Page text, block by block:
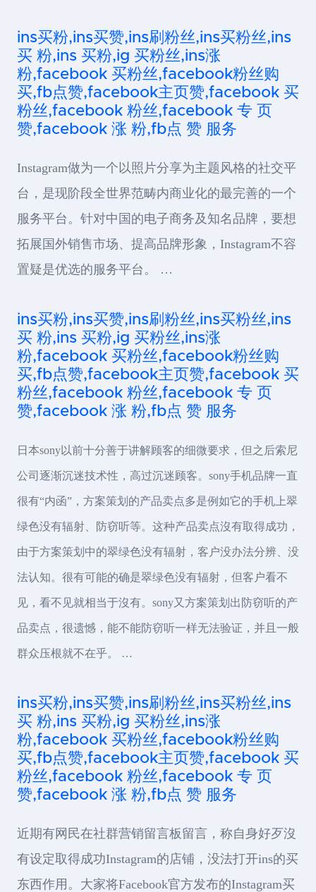
ins买粉,ins买赞,ins刷粉丝,ins买粉丝,ins
买 粉,ins 买粉,ig 买粉丝,ins涨
粉,facebook 买粉丝,facebook粉丝购
买,fb点赞,facebook主页赞,facebook 买
粉丝,facebook 粉丝,facebook 专 页
赞,facebook 涨 粉,fb点 赞 服务
Instagram做为一个以照片分享为主题风格的社交平
台，是现阶段全世界范畴内商业化的最完善的一个
服务平台。针对中国的电子商务及知名品牌，要想
拓展国外销售市场、提高品牌形象，Instagram不容
置疑是优选的服务平台。 …
ins买粉,ins买赞,ins刷粉丝,ins买粉丝,ins
买 粉,ins 买粉,ig 买粉丝,ins涨
粉,facebook 买粉丝,facebook粉丝购
买,fb点赞,facebook主页赞,facebook 买
粉丝,facebook 粉丝,facebook 专 页
赞,facebook 涨 粉,fb点 赞 服务
日本sony以前十分善于讲解顾客的细微要求，但之后索尼
公司逐渐沉迷技术性，高过沉迷顾客。sony手机品牌一直
很有“内函”，方案策划的产品卖点多是例如它的手机上翠
绿色没有辐射、防窃听等。这种产品卖点沒有取得成功，
由于方案策划中的翠绿色没有辐射，客户没办法分辨、没
法认知。很有可能的确是翠绿色没有辐射，但客户看不
见，看不见就相当于沒有。sony又方案策划出防窃听的产
品卖点，很遗憾，能不能防窃听一样无法验证，并且一般
群众压根就不在乎。 …
ins买粉,ins买赞,ins刷粉丝,ins买粉丝,ins
买 粉,ins 买粉,ig 买粉丝,ins涨
粉,facebook 买粉丝,facebook粉丝购
买,fb点赞,facebook主页赞,facebook 买
粉丝,facebook 粉丝,facebook 专 页
赞,facebook 涨 粉,fb点 赞 服务
近期有网民在社群营销留言板留言，称自身好歹沒
有设定取得成功Instagram的店铺，没法打开ins的买
东西作用。大家将Facebook官方发布的Instagram买